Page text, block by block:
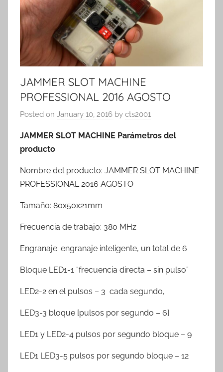
JAMMER SLOT MACHINE
PROFESSIONAL 2016 AGOSTO
Posted on January 10, 2016 by cts2001
JAMMER SLOT MACHINE Parámetros del
producto
Nombre del producto: JAMMER SLOT MACHINE
PROFESSIONAL 2016 AGOSTO
Tamaño: 80x50x21mm
Frecuencia de trabajo: 380 MHz
Engranaje: engranaje inteligente, un total de 6
Bloque LED1-1 “frecuencia directa – sin pulso”
LED2-2 en el pulsos – 3 cada segundo,
LED3-3 bloque [pulsos por segundo – 6]
LED1 y LED2-4 pulsos por segundo bloque – 9
LED1 LED3-5 pulsos por segundo bloque – 12